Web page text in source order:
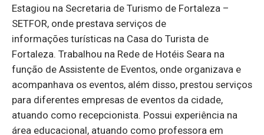
Estagiou na Secretaria de Turismo de Fortaleza –
SETFOR, onde prestava serviços de
informações turísticas na Casa do Turista de
Fortaleza. Trabalhou na Rede de Hotéis Seara na
função de Assistente de Eventos, onde organizava e
acompanhava os eventos, além disso, prestou serviços
para diferentes empresas de eventos da cidade,
atuando como recepcionista. Possui experiência na
área educacional, atuando como professora em